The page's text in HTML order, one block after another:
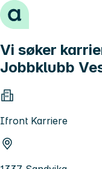
Hopp til innhold
Vi søker
Jobbklubb
Ifront Karriere